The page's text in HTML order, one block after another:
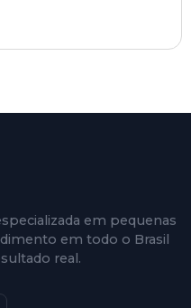
em pequenas
em todo o Brasil
real.